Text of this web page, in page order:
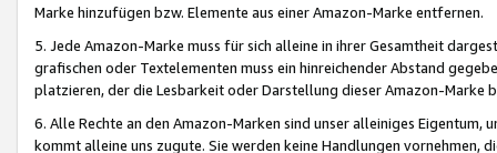
Marke hinzufügen bzw. Elemente aus einer Amazon-Marke entfernen.
5. Jede Amazon-Marke muss für sich alleine in ihrer Gesamtheit
grafischen oder Textelementen muss ein hinreichender Abstand
platzieren, der die Lesbarkeit oder Darstellung dieser Amazon-Marke
6. Alle Rechte an den Amazon-Marken sind unser alleiniges
kommt alleine uns zugute. Sie werden keine Handlungen vornehmen,